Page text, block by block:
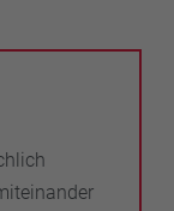
auch